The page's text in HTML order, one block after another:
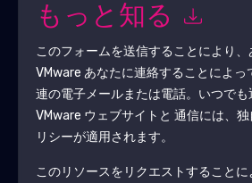
もっと知る
このフォームを送信することにより
VMware あなたに連絡することによっ
連の電子メールまたは電話。いつでも
VMware ウェブサイトと 通信には、
リシーが適用されます。
このリソースをリクエストすること